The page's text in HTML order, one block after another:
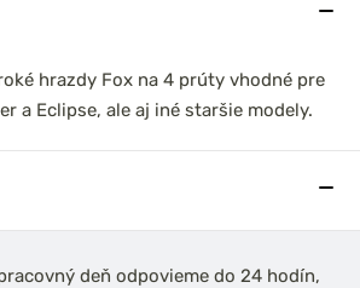
hrazdy Fox na 4 prúty vhodné pre
a Eclipse, ale aj iné staršie modely.
deň odpovieme do 24 hodín,